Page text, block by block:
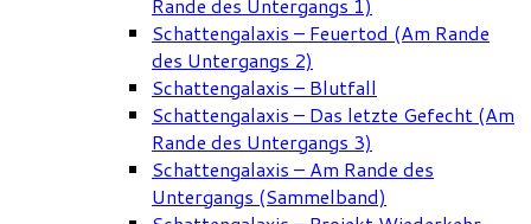
Schattengalaxis – Feuertod (Am Rande
des Untergangs 2)
Schattengalaxis – Blutfall
Schattengalaxis – Das letzte Gefecht (Am
Rande des Untergangs 3)
Schattengalaxis – Am Rande des
Untergangs (Sammelband)